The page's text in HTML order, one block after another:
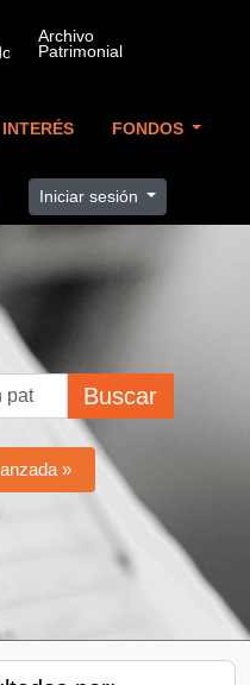
FONDOS
Iniciar sesión
Buscar
»